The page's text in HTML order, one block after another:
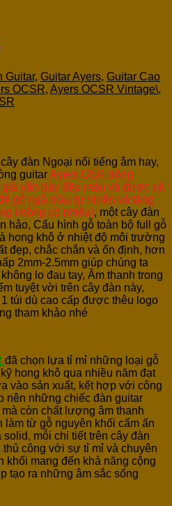
Guitar, Guitar Ayers, Guitar Cao
OCSR, Ayers OCSR Vintage\,
đàn Ngoại nổi tiếng âm hay,
guitarAyers OSR dòng
vân dày đều màu và được xẻ
gỗ ngả màu tự nhiên và tăng
không có nhiều), một cây đàn
hảo, Cấu hình gỗ toàn bộ full gỗ
hong khô ở nhiệt độ môi trường
đẹp, chắc chắn và ổn định, hơn
2mm-2.5mm giúp chúng ta
lo đau tay, Âm thanh trong
tuyệt vời trên cây đàn này,
túi dù cao cấp được thêu logo
tham khảo nhé
đã chọn lựa tỉ mỉ những loại gỗ
hong khô qua nhiều năm đạt
vào sản xuất, kết hợp với công
nên những chiếc đàn guitar
còn chất lượng âm thanh
từ gỗ nguyên khối cẩm ấn
mỗi chi tiết trên cây đàn
công với sự tỉ mỉ và chuyên
khối mang đến khả năng cộng
tạo ra những âm sắc sống